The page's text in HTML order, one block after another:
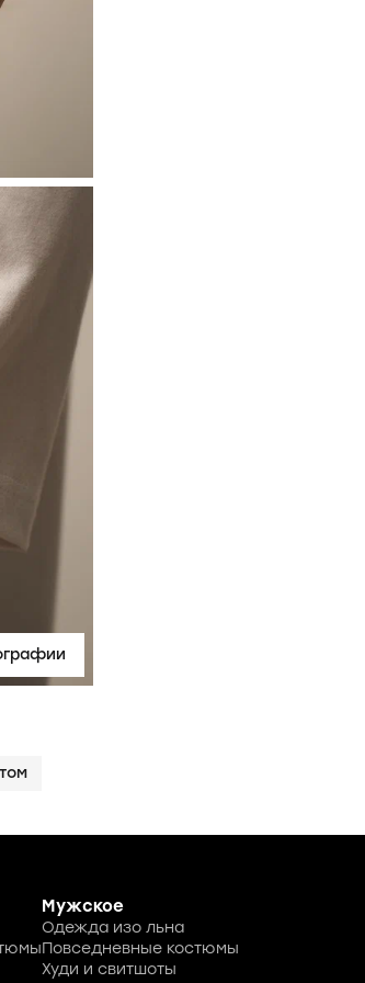
Мужское
Одежда изо льна
Повседневные костюмы
Худи и свитшоты